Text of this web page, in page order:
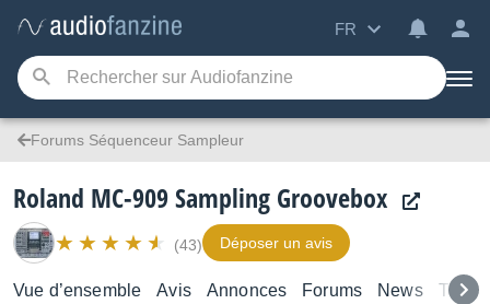
FR
Forums Séquenceur Sampleur
Roland MC-909 Sampling Groovebox
(43) Déposer un avis
Vue d’ensemble Avis Annonces Forums News Test